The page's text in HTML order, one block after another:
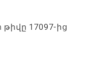
17097-ից